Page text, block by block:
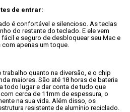
de entrar:
é confortável e silencioso. As teclas
do restante do teclado. E ele vem
e seguro de desbloquear seu Mac e
apenas um toque.
trabalho quanto na diversão, e o chip
maiores. São até 18 horas de bateria
todo lugar e dar conta de tudo que
cerca de 11mm de espessura, o
na sua vida. Além disso, os
resistente de alumínio reciclado.